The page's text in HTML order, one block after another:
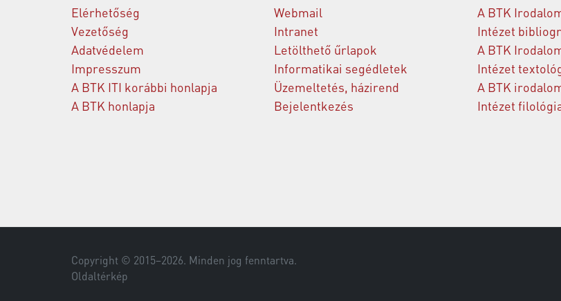
Elérhetőség
Vezetőség
Adatvédelem
Impresszum
A BTK ITI korábbi honlapja
A BTK honlapja
Webmail
Intranet
Letölthető űrlapok
Informatikai segédletek
Üzemeltetés, házirend
Bejelentkezés
A BTK
Intézet
A BTK
Intézet
A BTK
Intézet
Copyright © 2015–2026. Minden jog fenntartva.
Oldaltérkép